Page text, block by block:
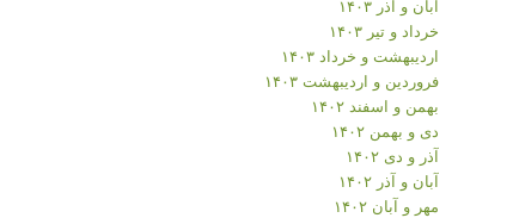
آبان و آذر ۱۴۰۳
خرداد و تیر ۱۴۰۳
اردیبهشت و خرداد ۱۴۰۳
فروردین و اردیبهشت ۱۴۰۳
بهمن و اسفند ۱۴۰۲
دی و بهمن ۱۴۰۲
آذر و دی ۱۴۰۲
آبان و آذر ۱۴۰۲
مهر و آبان ۱۴۰۲